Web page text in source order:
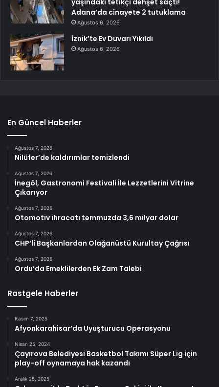
yaşındaki tetikçi dehşet saçtı!
Adana’da cinayete 2 tutuklama
Ağustos 6, 2026
İznik’te Ev Duvarı Yıkıldı
Ağustos 6, 2026
En Güncel Haberler
Ağustos 7, 2026
Nilüfer’de kaldırımlar temizlendi
Ağustos 7, 2026
İnegöl, Gastronomi Festivali İle Lezzetlerini Vitrine
Çıkarıyor
Ağustos 7, 2026
Otomotiv ihracatı temmuzda 3,6 milyar dolar
Ağustos 7, 2026
CHP’li Başkanlardan Olağanüstü Kurultay Çağrısı
Ağustos 7, 2026
Ordu’da Emeklilerden Ek Zam Talebi
Rastgele Haberler
Kasım 7, 2025
Afyonkarahisar’da Uyuşturucu Operasyonu
Nisan 25, 2024
Çayırova Belediyesi Basketbol Takımı Süper Lig için
play-off oynamaya hak kazandı
Aralık 25, 2025